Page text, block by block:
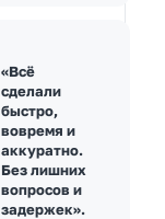
«Всё
сделали
быстро,
вовремя и
аккуратно.
Без лишних
вопросов и
задержек».